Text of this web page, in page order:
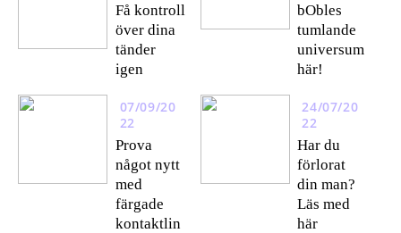
Få kontroll
över dina
tänder
igen
07/09/20
22
Prova
något nytt
med
färgade
kontaktlin
bObles
tumlande
universum
här!
24/07/20
22
Har du
förlorat
din man?
Läs med
här